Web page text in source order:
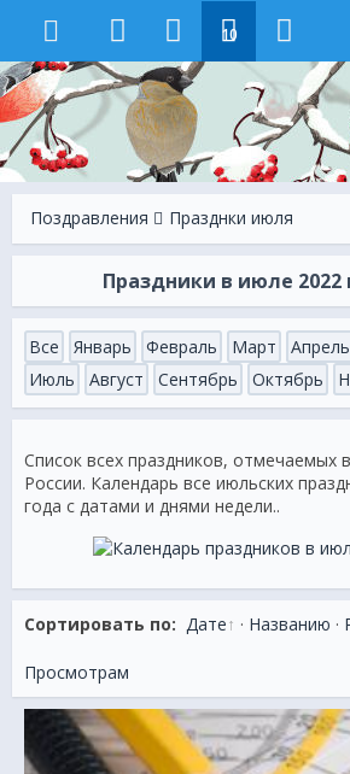
10
Поздравления Празднки июля
Праздники в июле 2022
Все Январь Февраль Март Апрель
Июль
Август Сентябрь Октябрь
Список всех праздников, отмечаемых
России. Календарь все июльских
года с датами и днями недели..
Сортировать по: Дате · Названию ·
Просмотрам